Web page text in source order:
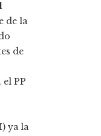
de la
de
el PP
ya la